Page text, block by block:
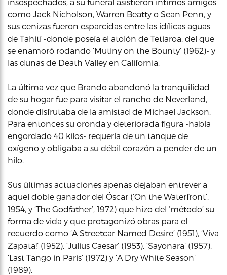
como Jack Nicholson, Warren Beatty o Sean Penn, y
sus cenizas fueron esparcidas entre las idílicas aguas
de Tahití -donde poseía el atolón de Tetiaroa, del que
se enamoró rodando ‘Mutiny on the Bounty’ (1962)- y
las dunas de Death Valley en California.
La última vez que Brando abandonó la tranquilidad
de su hogar fue para visitar el rancho de Neverland,
donde disfrutaba de la amistad de Michael Jackson.
Para entonces su oronda y deteriorada figura -había
engordado 40 kilos- requería de un tanque de
oxígeno y obligaba a su débil corazón a pender de un
hilo.
Sus últimas actuaciones apenas dejaban entrever a
aquel doble ganador del Óscar (‘On the Waterfront’,
1954, y ‘The Godfather’, 1972) que hizo del ‘método’ su
forma de vida y que protagonizó obras para el
recuerdo como ‘A Streetcar Named Desire’ (1951), ‘Viva
Zapata!’ (1952), ‘Julius Caesar’ (1953), ‘Sayonara’ (1957),
‘Last Tango in Paris’ (1972) y ‘A Dry White Season’
(1989).